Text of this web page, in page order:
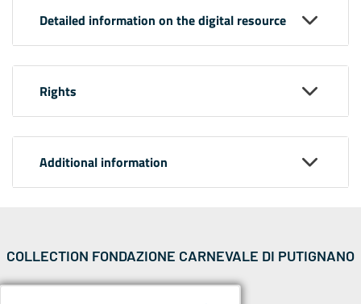
Detailed information on the digital resource
Rights
Additional information
COLLECTION FONDAZIONE CARNEVALE DI PUTIGNANO